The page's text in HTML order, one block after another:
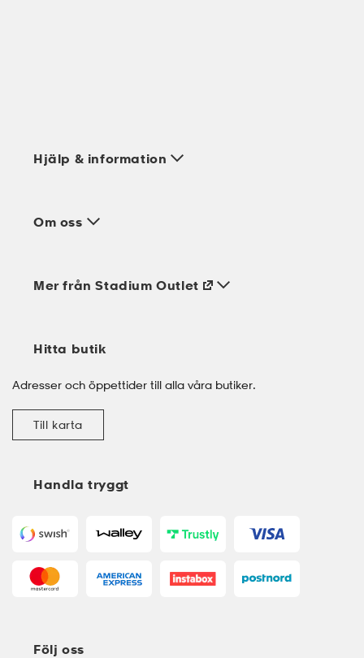
Hjälp & information
Om oss
Handla tryggt
Mer från Stadium Outlet
Hitta butik
Adresser och öppettider till alla våra butiker.
Till karta
Följ oss